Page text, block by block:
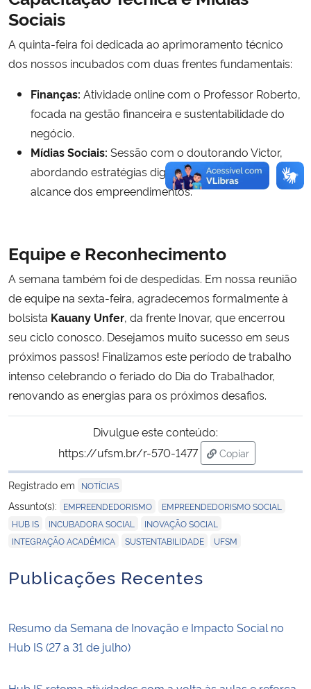
Sociais
A quinta-feira foi dedicada ao aprimoramento técnico
dos nossos incubados com duas frentes fundamentais:
Finanças: Atividade online com o Professor Roberto,
focada na gestão financeira e sustentabilidade do
negócio.
Mídias Sociais: Sessão com o doutorando Victor,
abordando estratégias digitais para ampliar o
alcance dos empreendimentos.
Equipe e Reconhecimento
A semana também foi de despedidas. Em nossa reunião
de equipe na sexta-feira, agradecemos formalmente à
bolsista Kauany Unfer, da frente Inovar, que encerrou
seu ciclo conosco. Desejamos muito sucesso em seus
próximos passos! Finalizamos este período de trabalho
intenso celebrando o feriado do Dia do Trabalhador,
renovando as energias para os próximos desafios.
Divulgue este conteúdo:
https://ufsm.br/r-570-1477
Copiar
para área de
Registrado em
NOTÍCIAS
Assunto(s): EMPREENDEDORISMO EMPREENDEDORISMO SOCIAL
HUB IS INCUBADORA SOCIAL INOVAÇÃO SOCIAL
INTEGRAÇÃO ACADÊMICA SUSTENTABILIDADE UFSM
Publicações Recentes
Resumo da Semana de Inovação e Impacto Social no
Hub IS (27 a 31 de julho)